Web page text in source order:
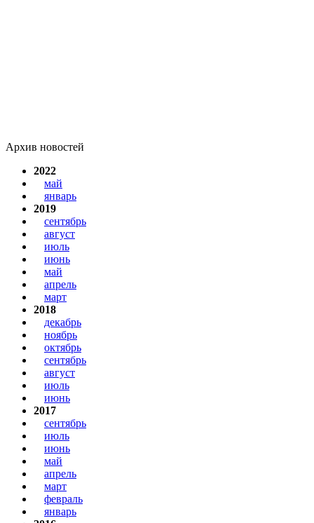
Архив новостей
2022
май
январь
2019
сентябрь
август
июль
июнь
май
апрель
март
2018
декабрь
ноябрь
октябрь
сентябрь
август
июль
июнь
2017
сентябрь
июль
июнь
май
апрель
март
февраль
январь